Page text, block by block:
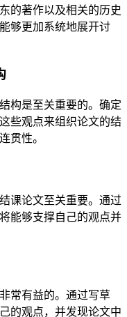
的著作以及相关的历史
够更加系统地展开讨
构是至关重要的。确定
些观点来组织论文的结
贯性。
课论文至关重要。通过
能够支撑自己的观点并
常有益的。通过写草
的观点，并发现论文中